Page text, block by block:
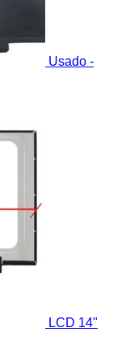
Usado -
LCD 14"